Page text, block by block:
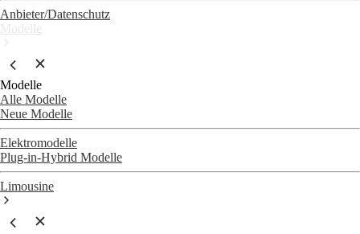
Anbieter/Datenschutz
Modelle
Alle Modelle
Neue Modelle
Elektromodelle
Plug-in-Hybrid Modelle
Limousine